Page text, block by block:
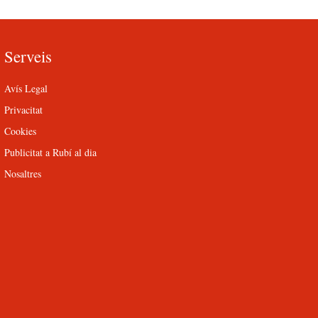
Serveis
Avís Legal
Privacitat
Cookies
Publicitat a Rubí al dia
Nosaltres